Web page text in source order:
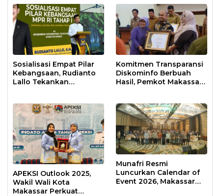
Sosialisasi Empat Pilar
Kebangsaan, Rudianto
Lallo Tekankan
Komitmen Transparansi
Diskominfo Berbuah
Hasil, Pemkot Makassar
APEKSI Outlook 2025,
Wakil Wali Kota
Makassar Perkuat
Munafri Resmi
Luncurkan Calendar of
Event 2026, Makassar